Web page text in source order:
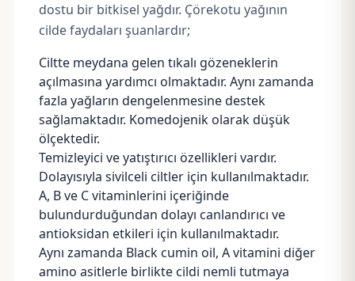
dostu bir bitkisel yağdır. Çörekotu yağının
cilde faydaları şuanlardır;
Ciltte meydana gelen tıkalı gözeneklerin
açılmasına yardımcı olmaktadır. Aynı zamanda
fazla yağların dengelenmesine destek
sağlamaktadır. Komedojenik olarak düşük
ölçektedir.
Temizleyici ve yatıştırıcı özellikleri vardır.
Dolayısıyla sivilceli ciltler için kullanılmaktadır.
A, B ve C vitaminlerini içeriğinde
bulundurduğundan dolayı canlandırıcı ve
antioksidan etkileri için kullanılmaktadır.
Aynı zamanda Black cumin oil, A vitamini diğer
amino asitlerle birlikte cildi nemli tutmaya